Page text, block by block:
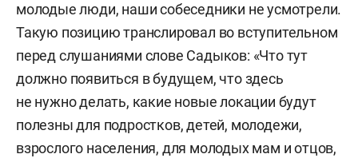
молодые люди, наши собеседники не усмотрели.
Такую позицию транслировал во вступительном
перед слушаниями слове Садыков: «Что тут
должно появиться в будущем, что здесь
не нужно делать, какие новые локации будут
полезны для подростков, детей, молодежи,
взрослого населения, для молодых мам и отцов,